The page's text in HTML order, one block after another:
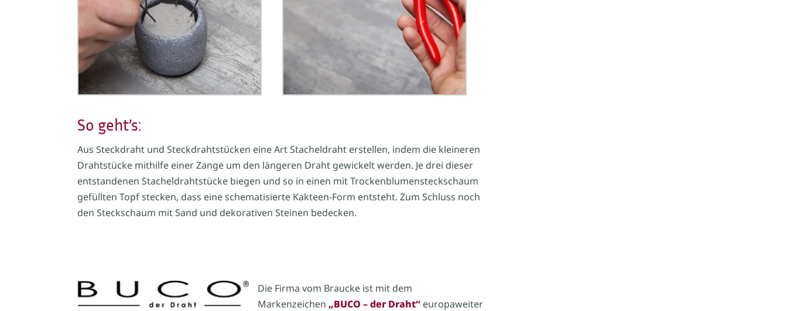
So geht’s:
Aus Steckdraht und Steckdrahtstücken eine Art Stacheldraht erstellen, indem die kleineren
Drahtstücke mithilfe einer Zange um den längeren Draht gewickelt werden. Je drei dieser
entstandenen Stacheldrahtstücke biegen und so in einen mit Trockenblumensteckschaum
gefüllten Topf stecken, dass eine schematisierte Kakteen-Form entsteht. Zum Schluss noch
den Steckschaum mit Sand und dekorativen Steinen bedecken.
Die Firma vom Braucke ist mit dem
Markenzeichen „BUCO – der Draht“ europaweiter